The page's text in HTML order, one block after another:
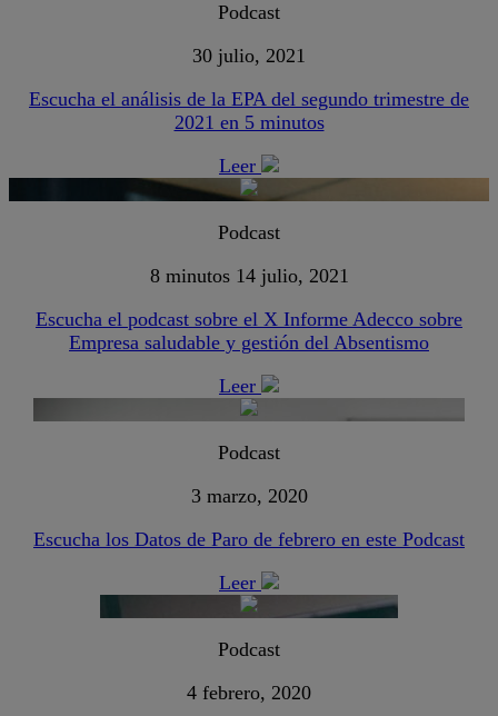
Podcast
30 julio, 2021
Escucha el análisis de la EPA del segundo trimestre de
2021 en 5 minutos
Leer
Podcast
8 minutos 14 julio, 2021
Escucha el podcast sobre el X Informe Adecco sobre
Empresa saludable y gestión del Absentismo
Leer
Podcast
3 marzo, 2020
Escucha los Datos de Paro de febrero en este Podcast
Leer
Podcast
4 febrero, 2020